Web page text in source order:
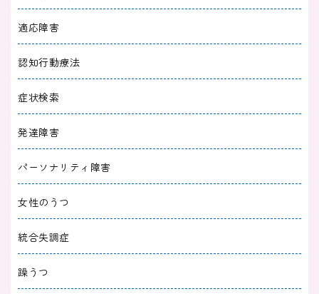
2024/01/30
パニック障害が治ったきっかけ5つ！症状が悪
化しやすいきっかけも解説
2024/01/24
パニック障害の方が安心した5つの言葉！家族
や友人を落ち着かせる方法
2024/01/17
パニック障害の診断書は何科でもらえる？すぐ
にもらう方法も紹介
2024/01/15
適応障害
認知行動療法
症状検索
発達障害
パーソナリティ障害
女性のうつ
統合失調症
躁うつ